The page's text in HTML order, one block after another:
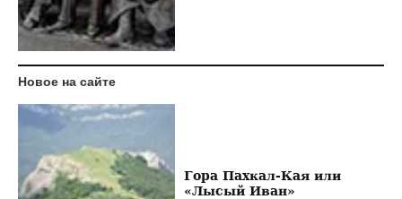
Новое на сайте
Гора Пахкал-Кая или
«Лысый Иван»